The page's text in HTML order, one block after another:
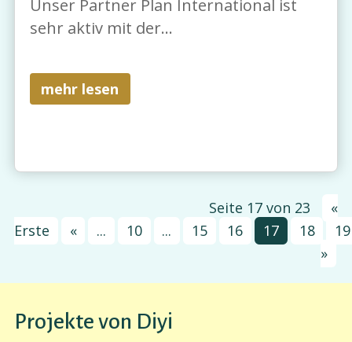
Unser Partner Plan International ist
sehr aktiv mit der...
mehr lesen
Seite 17 von 23
«
Erste
« ... 10 ... 15 16 17 18
19
»
Projekte von Diyi